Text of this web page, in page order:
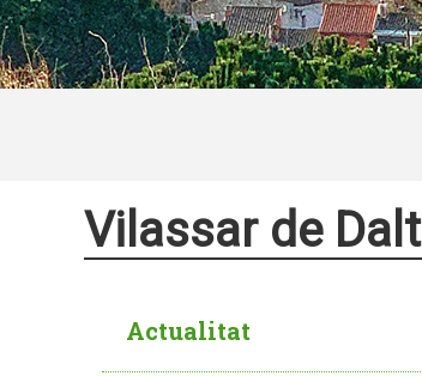
Vilassar de Dalt
Actualitat